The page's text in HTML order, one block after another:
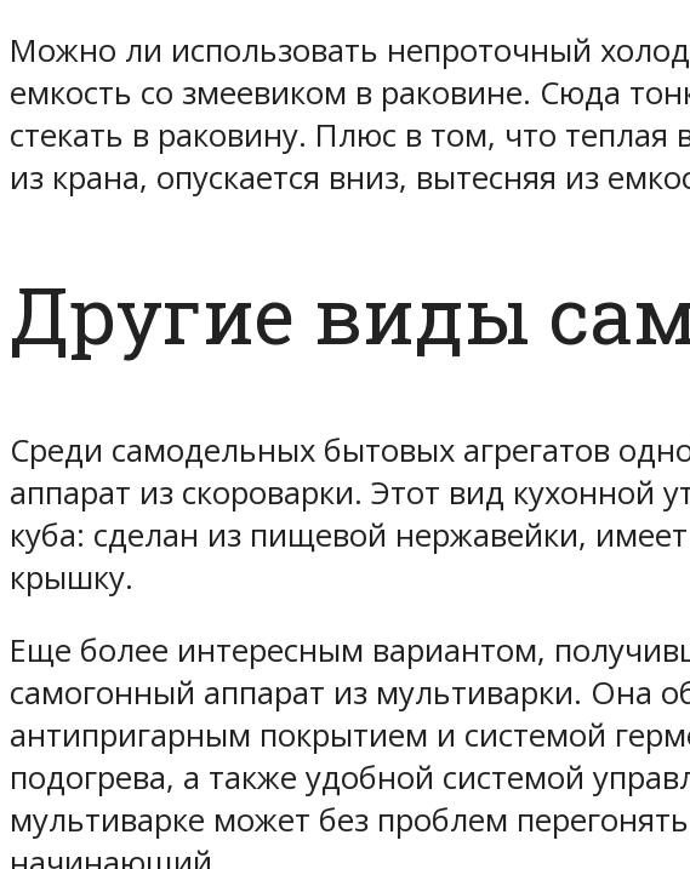
Можно ли использовать непроточный
емкость со змеевиком в раковине. Сюда
стекать в раковину. Плюс в том, что
из крана, опускается вниз, вытесняя из
Другие виды
Среди самодельных бытовых агрегатов
аппарат из скороварки. Этот вид кухонной
куба: сделан из пищевой нержавейки,
крышку.
Еще более интересным вариантом,
самогонный аппарат из мультиварки. Она
антипригарным покрытием и системой
подогрева, а также удобной системой
мультиварке может без проблем